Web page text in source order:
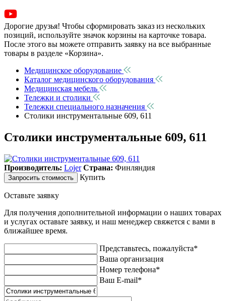
Дорогие друзья! Чтобы сформировать заказ из нескольких
позиций, используйте значок корзины на карточке товара.
После этого вы можете отправить заявку на все выбранные
товары в разделе «Корзина».
Медицинское оборудование
Каталог медицинского оборудования
Медицинская мебель
Тележки и столики
Тележки специального назначения
Столики инструментальные 609, 611
Столики инструментальные 609, 611
Производитель: Lojer Страна: Финляндия
Запросить стоимость Купить
Оставьте заявку
Для получения дополнительной информации о наших товарах
и услугах оставьте заявку, и наш менеджер свяжется с вами в
ближайшее время.
Представьтесь, пожалуйста*
Ваша организация
Номер телефона*
Ваш E-mail*